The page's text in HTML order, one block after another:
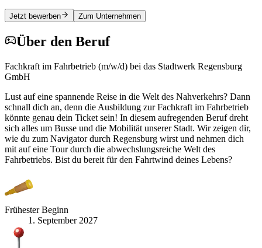
Jetzt bewerben Zum Unternehmen
Über den Beruf
Fachkraft im Fahrbetrieb (m/w/d) bei das Stadtwerk Regensburg
GmbH
Lust auf eine spannende Reise in die Welt des Nahverkehrs? Dann
schnall dich an, denn die Ausbildung zur Fachkraft im Fahrbetrieb
könnte genau dein Ticket sein! In diesem aufregenden Beruf dreht
sich alles um Busse und die Mobilität unserer Stadt. Wir zeigen dir,
wie du zum Navigator durch Regensburg wirst und nehmen dich
mit auf eine Tour durch die abwechslungsreiche Welt des
Fahrbetriebs. Bist du bereit für den Fahrtwind deines Lebens?
Frühester Beginn
1. September 2027